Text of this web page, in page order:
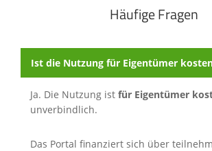
Häufige Fragen
Ist die Nutzung für Eigentümer
Ja. Die Nutzung ist für Eigentümer
unverbindlich.
Das Portal finanziert sich über